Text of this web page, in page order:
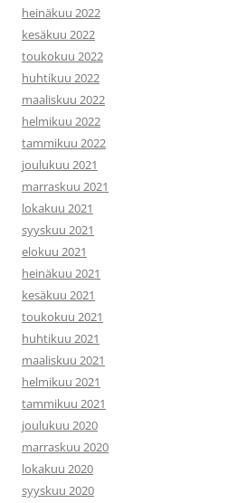
heinäkuu 2022
kesäkuu 2022
toukokuu 2022
huhtikuu 2022
maaliskuu 2022
helmikuu 2022
tammikuu 2022
joulukuu 2021
marraskuu 2021
lokakuu 2021
syyskuu 2021
elokuu 2021
heinäkuu 2021
kesäkuu 2021
toukokuu 2021
huhtikuu 2021
maaliskuu 2021
helmikuu 2021
tammikuu 2021
joulukuu 2020
marraskuu 2020
lokakuu 2020
syyskuu 2020